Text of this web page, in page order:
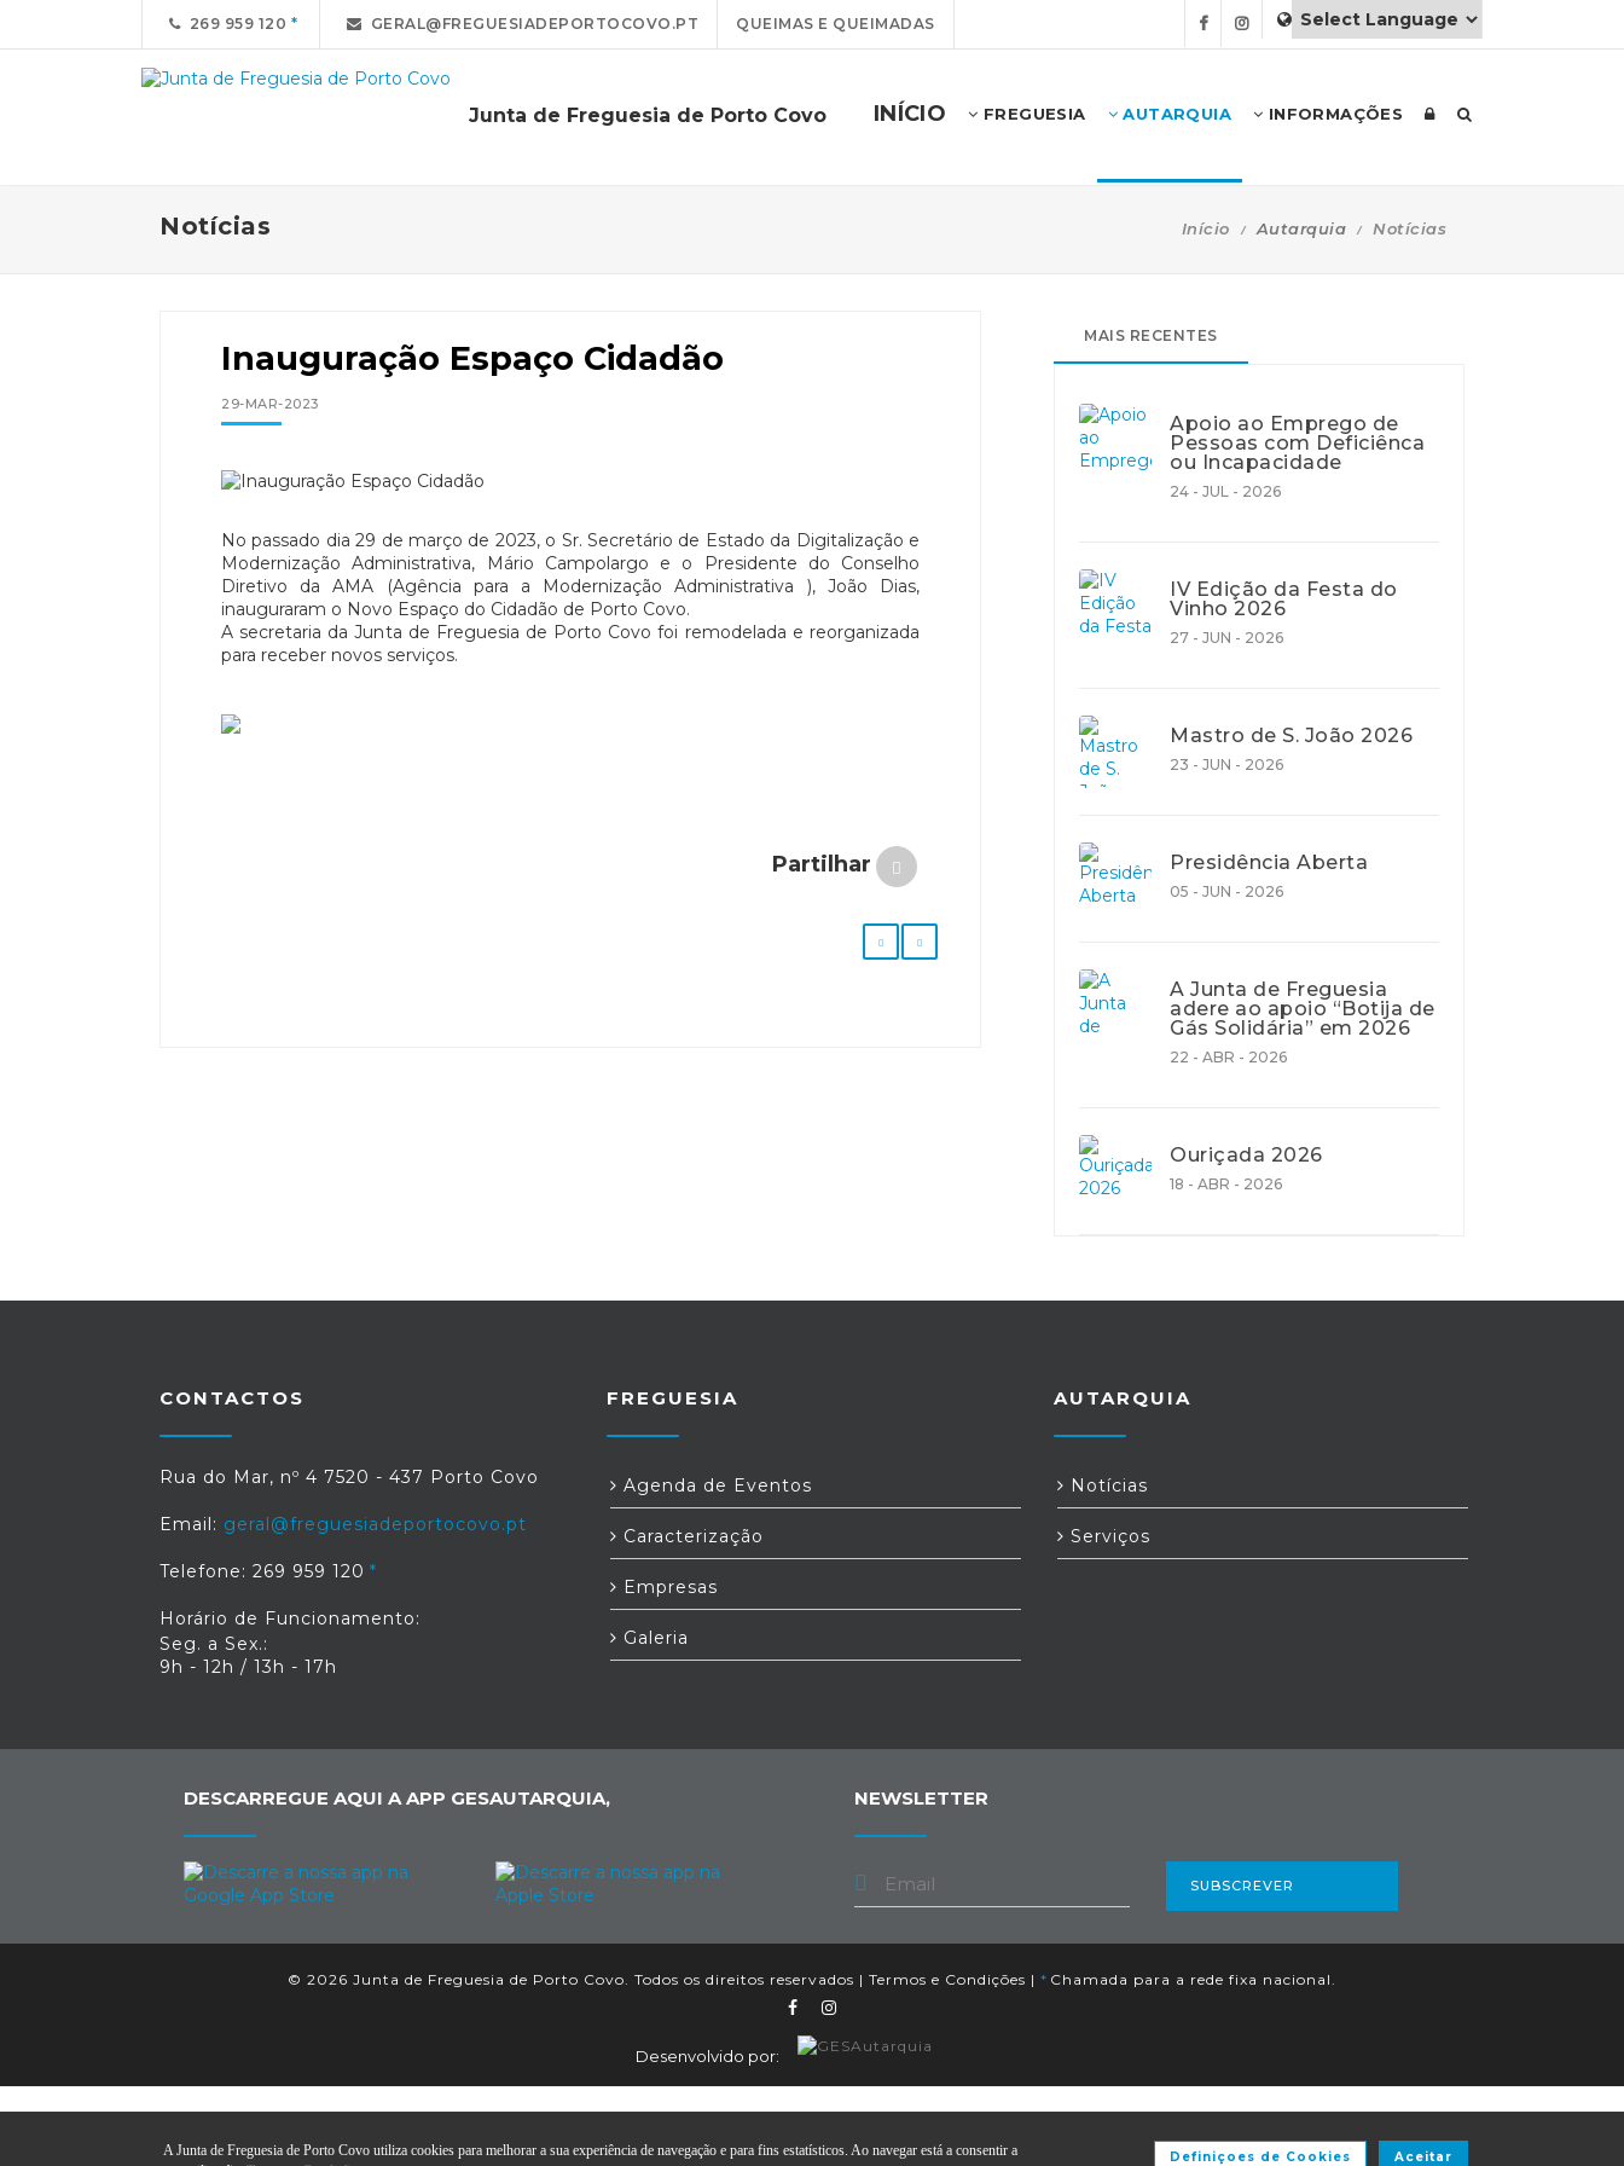
269 959 120 GERAL@FREGUESIADEPORTOCOVO.PT QUEIMAS E QUEIMADAS
Junta de Freguesia de Porto Covo INÍCIO FREGUESIA AUTARQUIA INFORMAÇÕES
Notícias Início Autarquia Notícias
Inauguração Espaço Cidadão
29-MAR-2023
No passado dia 29 de março de 2023, o Sr. Secretário de Estado da Digitalização e
Modernização Administrativa, Mário Campolargo e o Presidente do Conselho
Diretivo da AMA (Agência para a Modernização Administrativa ), João Dias,
inauguraram o Novo Espaço do Cidadão de Porto Covo.
A secretaria da Junta de Freguesia de Porto Covo foi remodelada e reorganizada
para receber novos serviços.
Partilhar
MAIS RECENTES
Apoio ao Emprego de
Pessoas com Deficiênca
ou Incapacidade
24 - JUL - 2026
IV Edição da Festa do
Vinho 2026
27 - JUN - 2026
Mastro de S. João 2026
23 - JUN - 2026
Presidência Aberta
05 - JUN - 2026
A Junta de Freguesia
adere ao apoio “Botija de
Gás Solidária” em 2026
22 - ABR - 2026
Ouriçada 2026
18 - ABR - 2026
CONTACTOS
Rua do Mar, nº 4 7520 - 437 Porto Covo
Email: geral@freguesiadeportocovo.pt
Telefone: 269 959 120
Horário de Funcionamento:
Seg. a Sex.:
9h - 12h / 13h - 17h
FREGUESIA
Agenda de Eventos
Caracterização
Empresas
Galeria
AUTARQUIA
Notícias
Serviços
DESCARREGUE AQUI A APP GESAUTARQUIA, NEWSLETTER
SUBSCREVER
© 2026 Junta de Freguesia de Porto Covo. Todos os direitos reservados | Termos e Condições | * Chamada para a rede fixa nacional.
Desenvolvido por:
A Junta de Freguesia de Porto Covo utiliza cookies para melhorar a sua experiência de navegação e para fins estatísticos. Ao navegar está a consentir a
Aceitar
Definiçoes de Cookies